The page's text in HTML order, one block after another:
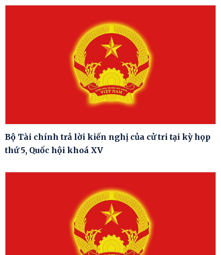
Bộ Tài chính trả lời kiến nghị của cử tri tại kỳ họp
thứ 5, Quốc hội khoá XV